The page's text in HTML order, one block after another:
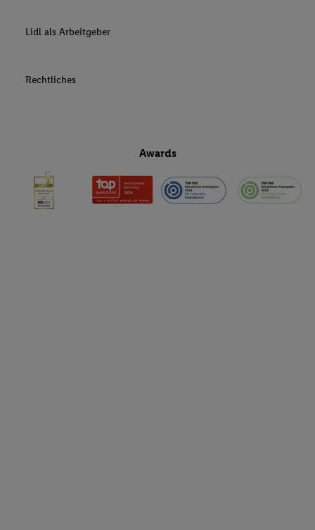
Lidl als Arbeitgeber
Rechtliches
Awards